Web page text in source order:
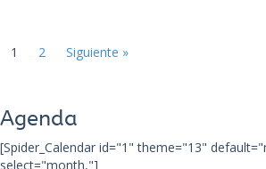
1 2 Siguiente »
Agenda
[Spider_Calendar id="1" theme="13"
select="month,"]